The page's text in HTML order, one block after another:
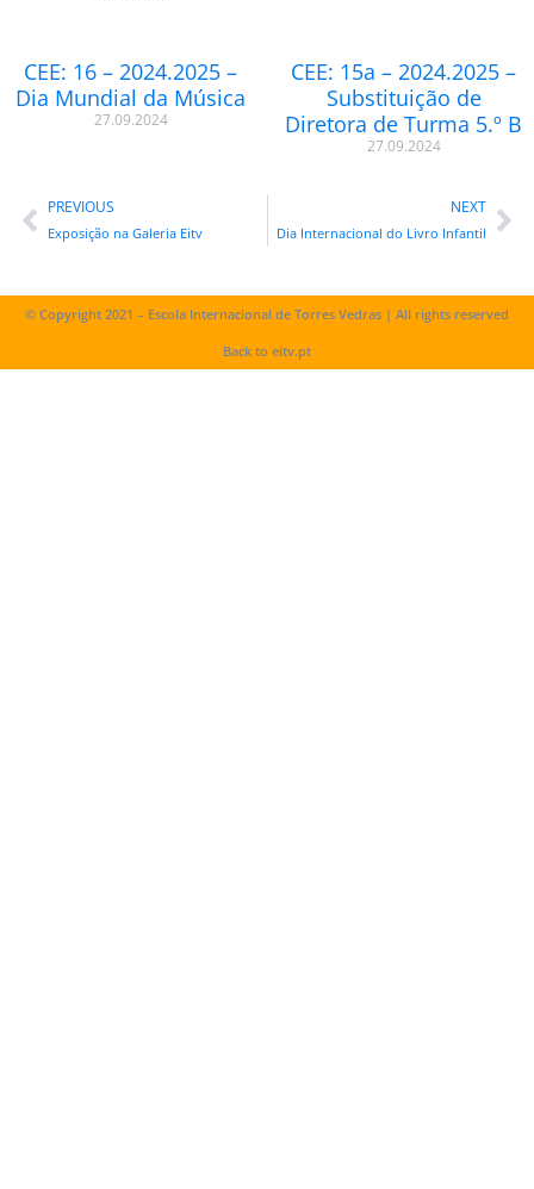
CEE: 16 – 2024.2025 –
Dia Mundial da Música
27.09.2024
CEE: 15a – 2024.2025 –
Substituição de
Diretora de Turma 5.º B
27.09.2024
Prev
PREVIOUS
Exposição na Galeria Eitv
NEXT
Dia Internacional do Livro Infantil
© Copyright 2021 – Escola Internacional de Torres Vedras | All rights reserved
Back to eitv.pt